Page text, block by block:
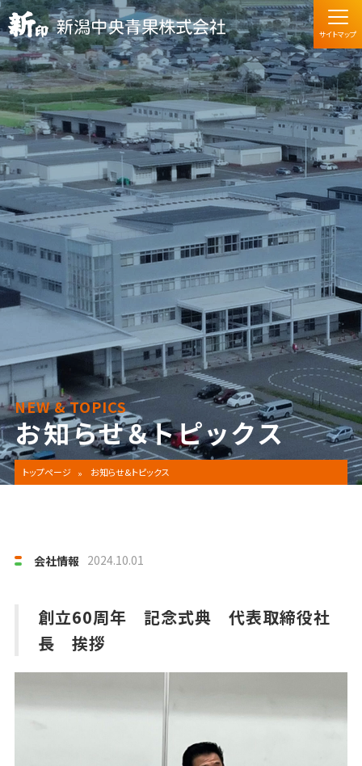
NEW & TOPICS
お知らせ＆トピックス
トップページ お知らせ&トピックス
会社情報 2024.10.01
創立60周年 記念式典 代表取締役社
長 挨拶